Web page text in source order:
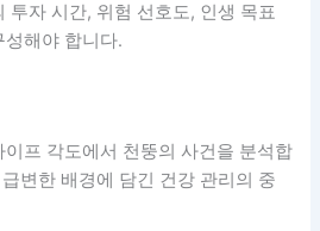
투자 시간, 위험 선호도, 인생 목표
해야 합니다.
프 각도에서 천뚱의 사건을 분석합
변한 배경에 담긴 건강 관리의 중